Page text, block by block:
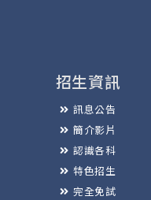
招生資訊
訊息公告
簡介影片
認識各科
特色招生
完全免試